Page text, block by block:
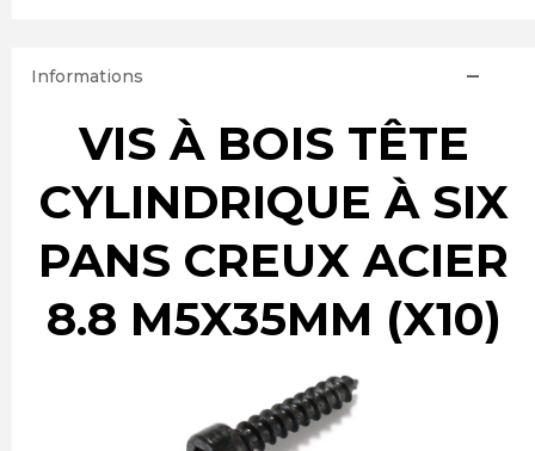
Informations
VIS À BOIS TÊTE
CYLINDRIQUE À SIX
PANS CREUX ACIER
8.8 M5X35MM (X10)